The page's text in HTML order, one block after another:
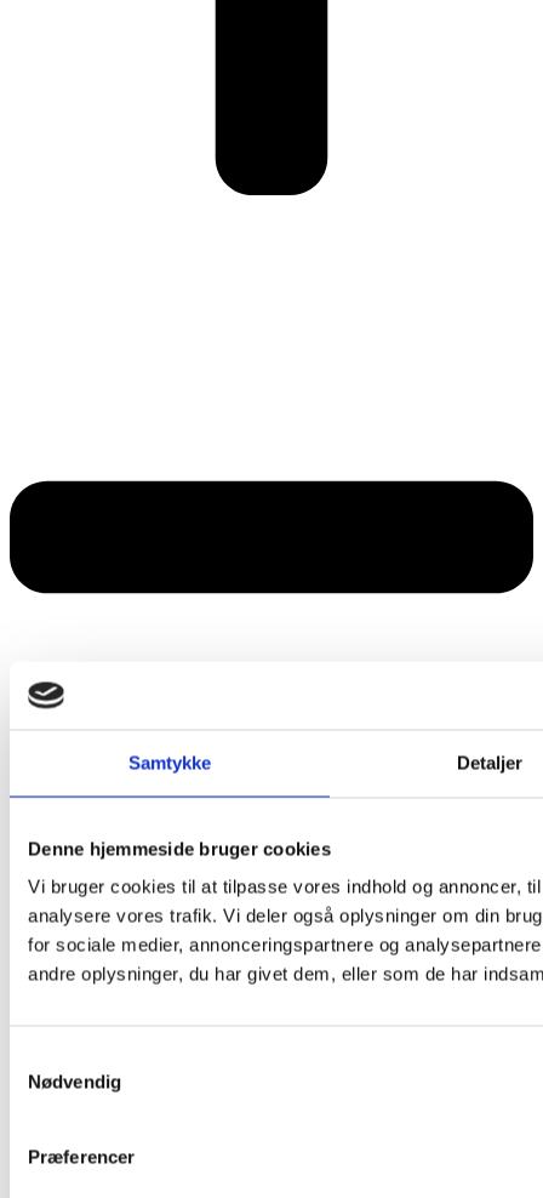
Samtykke Detaljer
Denne hjemmeside bruger cookies
Vi bruger cookies til at tilpasse vores indhold og annoncer,
analysere vores trafik. Vi deler også oplysninger om din
for sociale medier, annonceringspartnere og
andre oplysninger, du har givet dem, eller som de har
Nødvendig
Præferencer
BARUDVALG
I vores 4 store barer finder du blandt andet:
Fadøl 0,4 ltr.
60,-
Sodavand
40,-
Drinks